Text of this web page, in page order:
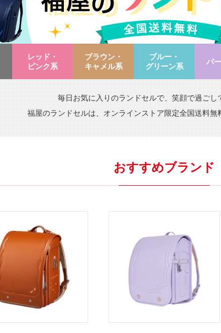
レッド・
ピンク系
ブラウン・
キャメル系
ブルー・
グリーン系
パ
毎日お気に入りのランドセルで、笑顔で過ごし
福屋のランドセルは、オンラインストア限定全国送料無
おすすめブランド